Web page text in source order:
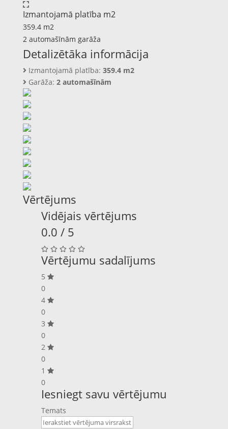
Izmantojamā platība m2
359.4 m2
2 automašīnām garāža
Detalizētāka informācija
Izmantojamā platība: 359.4 m2
Garāža: 2 automašīnām
Vērtējums
Vidējais vērtējums
0.0 / 5
Vērtējumu sadalījums
5
0
4
0
3
0
2
0
1
0
Iesniegt savu vērtējumu
Temats